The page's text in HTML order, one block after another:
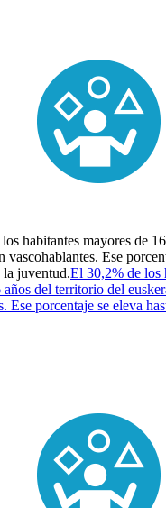
habitantes mayores de
vascohablantes. Ese
la juventud.El 30,2% de los
años del territorio del
Ese porcentaje se eleva